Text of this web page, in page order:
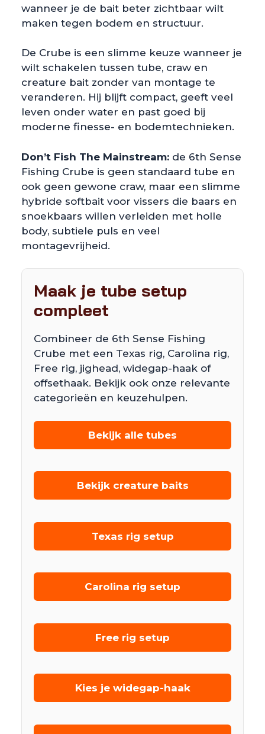
wanneer je de bait beter zichtbaar wilt
maken tegen bodem en structuur.
De Crube is een slimme keuze wanneer je
wilt schakelen tussen tube, craw en
creature bait zonder van montage te
veranderen. Hij blijft compact, geeft veel
leven onder water en past goed bij
moderne finesse- en bodemtechnieken.
Don’t Fish The Mainstream: de 6th Sense
Fishing Crube is geen standaard tube en
ook geen gewone craw, maar een slimme
hybride softbait voor vissers die baars en
snoekbaars willen verleiden met holle
body, subtiele puls en veel
montagevrijheid.
Maak je tube setup
compleet
Combineer de 6th Sense Fishing
Crube met een Texas rig, Carolina rig,
Free rig, jighead, widegap-haak of
offsethaak. Bekijk ook onze relevante
categorieën en keuzehulpen.
Bekijk alle tubes
Bekijk creature baits
Texas rig setup
Carolina rig setup
Free rig setup
Kies je widegap-haak